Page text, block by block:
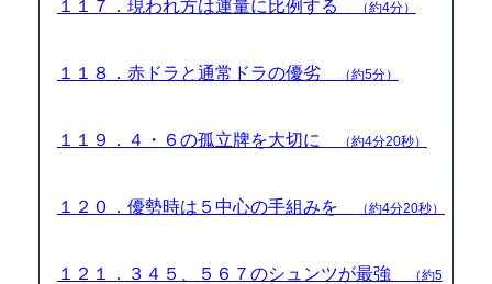
１１７．現われ方は運量に比例する （約4分）
１１８．赤ドラと通常ドラの優劣 （約5分）
１１９．４・６の孤立牌を大切に （約4分20秒）
１２０．優勢時は５中心の手組みを （約4分20秒）
１２１．３４５、５６７のシュンツが最強
（約5